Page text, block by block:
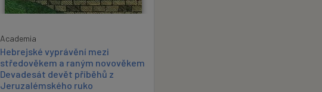
Academia
Hebrejské vyprávění mezi
středověkem a raným novověkem
Devadesát devět příběhů z
Jeruzalémského ruko